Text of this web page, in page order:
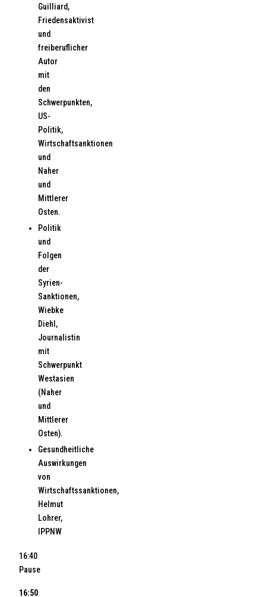
Guilliard,
Friedensaktivist
und
freiberuflicher
Autor
mit
den
Schwerpunkten,
US-
Politik,
Wirtschaftsanktionen
und
Naher
und
Mittlerer
Osten.
Politik
und
Folgen
der
Syrien-
Sanktionen,
Wiebke
Diehl,
Journalistin
mit
Schwerpunkt
Westasien
(Naher
und
Mittlerer
Osten).
Gesundheitliche
Auswirkungen
von
Wirtschaftssanktionen,
Helmut
Lohrer,
IPPNW
16:40
Pause
16:50